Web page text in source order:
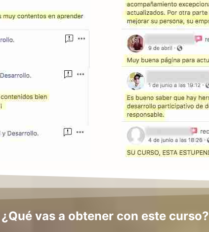
¿Qué vas a obtener con este curso?